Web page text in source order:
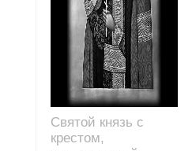
Святой князь с
крестом,